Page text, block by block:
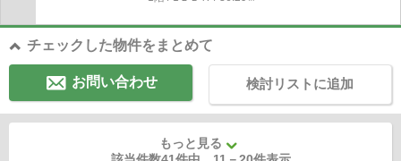
チェックした物件をまとめて
お問い合わせ 検討リストに追加
もっと見る